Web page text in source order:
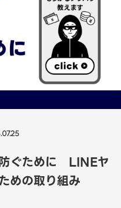
防ぐために LINEヤ
めの取り組み